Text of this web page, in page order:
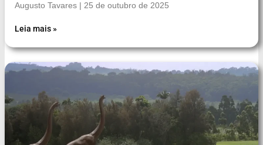
Augusto Tavares 25 de outubro de 2025
Leia mais »